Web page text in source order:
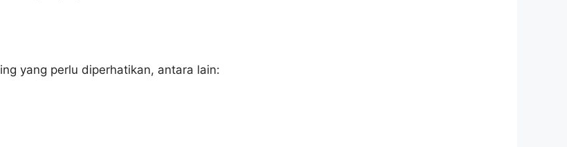
yang perlu diperhatikan, antara lain: